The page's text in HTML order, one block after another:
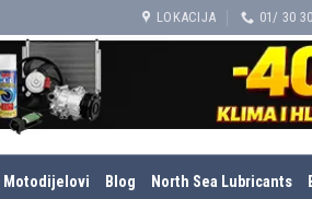
LOKACIJA 01/ 30
Motodijelovi Blog North Sea Lubricants